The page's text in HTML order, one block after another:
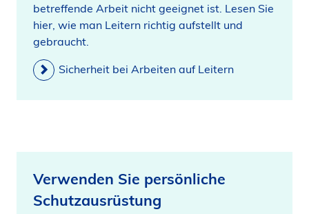
betreffende Arbeit nicht geeignet ist. Lesen Sie
hier, wie man Leitern richtig aufstellt und
gebraucht.
Sicherheit bei Arbeiten auf Leitern
Verwenden Sie persönliche
Schutzausrüstung